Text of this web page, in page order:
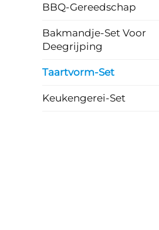
BBQ-Gereedschap
Bakmandje-Set Voor
Deegrijping
Taartvorm-Set
Keukengerei-Set